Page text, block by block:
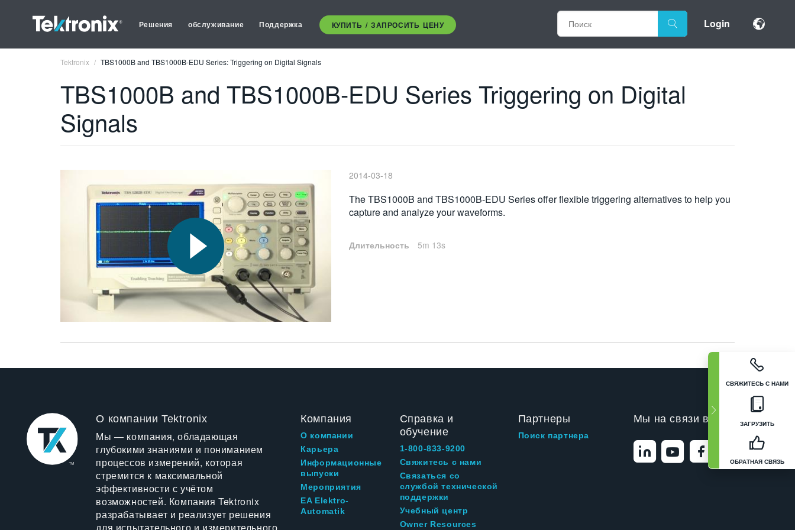
Решения обслуживание Поддержка КУПИТЬ / ЗАПРОСИТЬ ЦЕНУ Login
СВЯЖИТЕСЬ С НАМИ
ЗАГРУЗИТЬ
ОБРАТНАЯ СВЯЗЬ
Tektronix TBS1000B and TBS1000B-EDU Series: Triggering on Digital Signals
TBS1000B and TBS1000B-EDU Series Triggering on Digital
Signals
2014-03-18
The TBS1000B and TBS1000B-EDU Series offer flexible triggering alternatives to help you
capture and analyze your waveforms.
Длительность 5m 13s
О компании Tektronix
Мы — компания, обладающая
глубокими знаниями и пониманием
процессов измерений, которая
стремится к максимальной
эффективности с учётом
возможностей. Компания Tektronix
разрабатывает и реализует решения
Компания
О компании
Карьера
Информационные
выпуски
Мероприятия
EA Elektro-
Automatik
Справка и
обучение
1-800-833-9200
Свяжитесь с нами
Связаться со
службой технической
поддержки
Учебный центр
Owner Resources
Партнеры
Поиск партнера
Мы на связи в